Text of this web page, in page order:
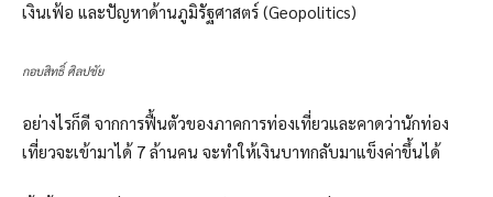
เงินเฟ้อ และปัญหาด้านภูมิรัฐศาสตร์ (Geopolitics)
กอบสิทธิ์ ศิลปชัย
อย่างไรก็ดี จากการฟื้นตัวของภาคการท่องเที่ยวและคาดว่านักท่อง
เที่ยวจะเข้ามาได้ 7 ล้านคน จะทำให้เงินบาทกลับมาแข็งค่าขึ้นได้